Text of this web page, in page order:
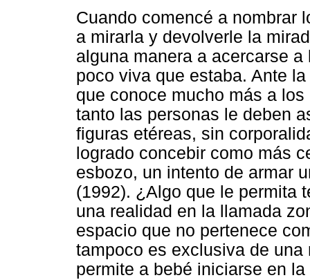
Cuando comencé a nombrar
a mirarla y devolverle la
alguna manera a acercarse
poco viva que estaba. Ante
que conoce mucho más a
tanto las personas le deben
figuras etéreas, sin
logrado concebir como más
esbozo, un intento de armar
(1992). ¿Algo que le permita
una realidad en la llamada
espacio que no pertenece
tampoco es exclusiva de
permite a bebé iniciarse en